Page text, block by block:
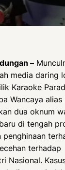
–
media daring
Karaoke
Wancaya alias
dua oknum
di tengah
penghinaan
terhadap
Nasional.